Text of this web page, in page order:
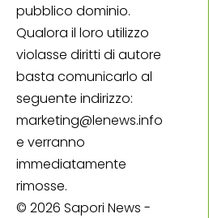
pubblico dominio.
Qualora il loro utilizzo
violasse diritti di autore
basta comunicarlo al
seguente indirizzo:
marketing@lenews.info
e verranno
immediatamente
rimosse.
© 2026 Sapori News -